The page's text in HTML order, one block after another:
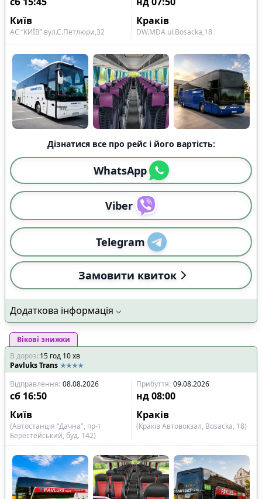
Київ
Краків
АС “КИЇВ” вул.С.Петлюри,32 DW.MDA ul.Bosacka,18
Дізнатися все про рейс і його вартість:
WhatsApp
Viber
Telegram
Замовити квиток
Додаткова інформація
Вікові знижки
В дорозі:15 год 10хв
Pavluks Trans
Відправлення: 08.08.2026 Прибуття: 09.08.2026
сб 16:50 нд 08:00
Київ
Краків
(Автостанція "Дачна", пр-т
Берестейський, буд. 142)
(Краків Автовокзал, Bosacka, 18)